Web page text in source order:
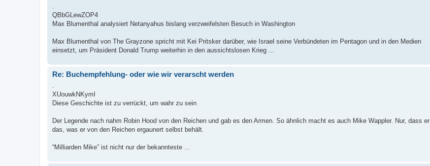
.
QBbGLewZOP4
Max Blumenthal analysiert Netanyahus bislang verzweifelsten Besuch in Washington
Max Blumenthal von The Grayzone spricht mit Kei Pritsker darüber, wie Israel seine Verbündeten im Pentagon und in den Medien
einsetzt, um Präsident Donald Trump weiterhin in den aussichtslosen Krieg ...
Re: Buchempfehlung- oder wie wir verarscht werden
XUouwkNKymI
Diese Geschichte ist zu verrückt, um wahr zu sein
Der Legende nach nahm Robin Hood von den Reichen und gab es den Armen. So ähnlich macht es auch Mike Wappler. Nur, dass er
das, was er von den Reichen ergaunert selbst behält.
“Milliarden Mike” ist nicht nur der bekannteste ...